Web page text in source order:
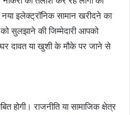
इलेक्ट्रॉनिक सामान खरीदने का
सुलझाने की जिम्मेदारी आपको
दावत या खुशी के मौके पर जाने से
राजनीति या सामाजिक क्षेत्र